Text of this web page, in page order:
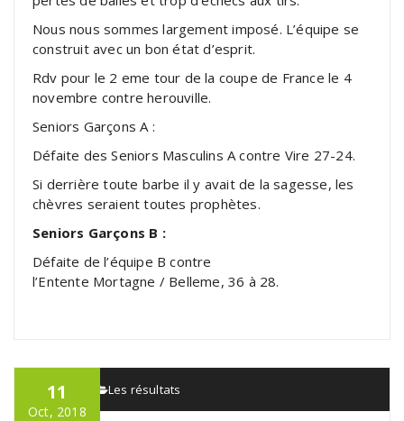
Nous nous sommes largement imposé. L’équipe se
construit avec un bon état d’esprit.
Rdv pour le 2 eme tour de la coupe de France le 4
novembre contre herouville.
Seniors Garçons A :
Défaite des Seniors Masculins A contre Vire 27-24.
Si derrière toute barbe il y avait de la sagesse, les
chèvres seraient toutes prophètes.
Seniors Garçons B :
Défaite de l’équipe B contre
l’Entente Mortagne / Belleme, 36 à 28.
11
Oct, 2018
admin Les résultats